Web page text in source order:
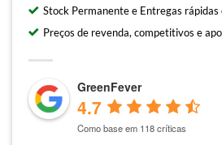
Stock Permanente e Entregas
Preços de revenda, competitivos e
GreenFever
4.7
Como base em 118 críticas